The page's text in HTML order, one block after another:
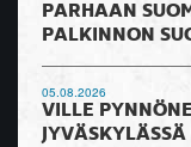
PARHAAN
PALKINNON
05.08.2026
VILLE
JYVÄSKYLÄSSÄ